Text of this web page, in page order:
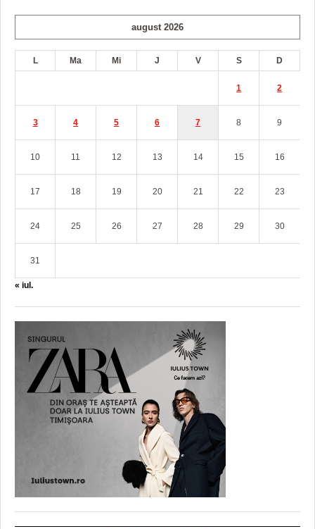
august 2026
L Ma Mi J V S D
1 2
3 4 5 6 7 8 9
10 11 12 13 14 15 16
17 18 19 20 21 22 23
24 25 26 27 28 29 30
31
« iul.